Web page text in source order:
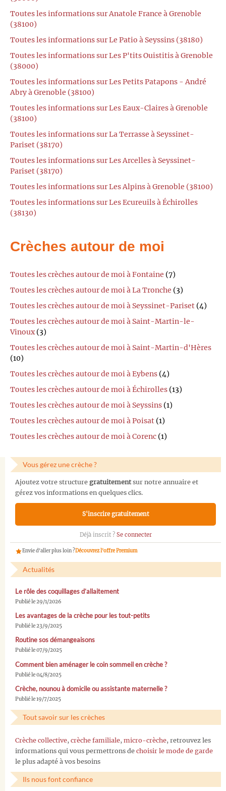
Toutes les informations sur Anatole France à Grenoble
(38100)
Toutes les informations sur Le Patio à Seyssins (38180)
Toutes les informations sur Les P'tits Ouistitis à Grenoble
(38000)
Toutes les informations sur Les Petits Patapons - André
Abry à Grenoble (38100)
Toutes les informations sur Les Eaux-Claires à Grenoble
(38100)
Toutes les informations sur La Terrasse à Seyssinet-
Pariset (38170)
Toutes les informations sur Les Arcelles à Seyssinet-
Pariset (38170)
Toutes les informations sur Les Alpins à Grenoble (38100)
Toutes les informations sur Les Ecureuils à Échirolles
(38130)
Crèches autour de moi
Toutes les crèches autour de moi à Fontaine (7)
Toutes les crèches autour de moi à La Tronche (3)
Toutes les crèches autour de moi à Seyssinet-Pariset (4)
Toutes les crèches autour de moi à Saint-Martin-le-
Vinoux(3)
Toutes les crèches autour de moi à Saint-Martin-d'Hères
(10)
Toutes les crèches autour de moi à Eybens (4)
Toutes les crèches autour de moi à Échirolles (13)
Toutes les crèches autour de moi à Seyssins (1)
Toutes les crèches autour de moi à Poisat (1)
Toutes les crèches autour de moi à Corenc (1)
Vous gérez une crèche ?
Ajoutez votre structure gratuitementsur notre annuaire et
gérez vos informations en quelques clics.
S'inscrire gratuitement
Déjà inscrit ? Se connecter
Envie d'aller plus loin ?Découvrez l'offre Premium
Actualités
Le rôle des coquillages d’allaitement
Publié le 29/1/2026
Les avantages de la crèche pour les tout-petits
Publié le 23/9/2025
Routine sos démangeaisons
Publié le 07/9/2025
Comment bien aménager le coin sommeil en crèche ?
Publié le 04/8/2025
Crèche, nounou à domicile ou assistante maternelle ?
Publié le 19/7/2025
Tout savoir sur les crèches
Crèche collective, crèche familiale, micro-crèche, retrouvez les
informations qui vous permettrons de choisir le mode de garde
le plus adapté à vos besoins
Ils nous font confiance